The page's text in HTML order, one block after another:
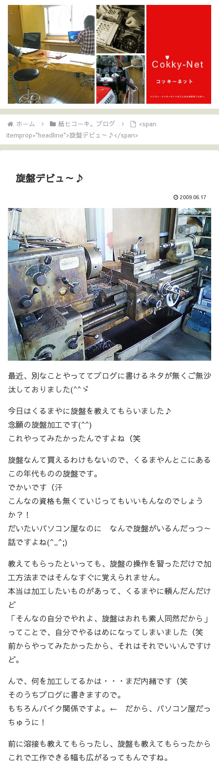
ホーム 紙ヒコーキ。ブログ
<span
itemprop="headline">旋盤デビュ～♪</span>
旋盤デビュ～♪
2009.06.17
最近、別なことやっててブログに書けるネタが無くご無沙
汰しておりました(^^ゞ
今日はくるまやに旋盤を教えてもらいました♪
念願の旋盤加工です(^^)
これやってみたかったんですよね（笑
旋盤なんて買えるわけもないので、くるまやんとこにある
この年代ものの旋盤です。
でかいです（汗
こんなの資格も無くていじってもいいもんなのでしょう
か？！
だいたいパソコン屋なのに なんで旋盤がいるんだっつ～
話ですよね(^_^;)
教えてもらったといっても、旋盤の操作を習っただけで加
工方法まではそんなすぐに覚えられません。
本当は加工したいものがあって、くるまやに頼んだんだけ
ど
「そんなの自分でやれよ、旋盤はおれも素人同然だから」
ってことで、自分でやるはめになってしまいました（笑
前からやってみたかったから、それはそれでいいんですけ
ど。
んで、何を加工してるかは・・・まだ内緒です（笑
そのうちブログに書きますので。
もちろんバイク関係ですよ。← だから、パソコン屋だっ
ちゅうに！
前に溶接も教えてもらったし、旋盤も教えてもらったから
これで工作できる幅も広がるってもんですね。